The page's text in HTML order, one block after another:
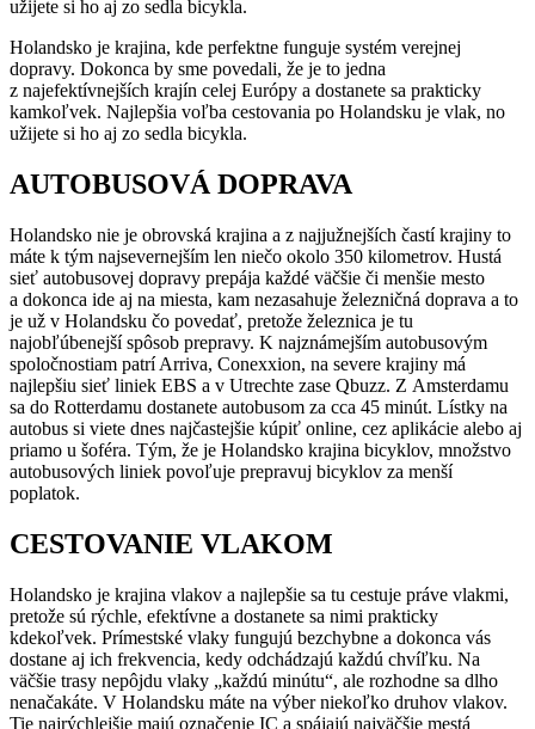
užijete si ho aj zo sedla bicykla.
Holandsko je krajina, kde perfektne funguje systém verejnej
dopravy. Dokonca by sme povedali, že je to jedna
z najefektívnejších krajín celej Európy a dostanete sa prakticky
kamkoľvek. Najlepšia voľba cestovania po Holandsku je vlak, no
užijete si ho aj zo sedla bicykla.
AUTOBUSOVÁ DOPRAVA
Holandsko nie je obrovská krajina a z najjužnejších častí krajiny to
máte k tým najsevernejším len niečo okolo 350 kilometrov. Hustá
sieť autobusovej dopravy prepája každé väčšie či menšie mesto
a dokonca ide aj na miesta, kam nezasahuje železničná doprava a to
je už v Holandsku čo povedať, pretože železnica je tu
najobľúbenejší spôsob prepravy. K najznámejším autobusovým
spoločnostiam patrí Arriva, Conexxion, na severe krajiny má
najlepšiu sieť liniek EBS a v Utrechte zase Qbuzz. Z Amsterdamu
sa do Rotterdamu dostanete autobusom za cca 45 minút. Lístky na
autobus si viete dnes najčastejšie kúpiť online, cez aplikácie alebo aj
priamo u šoféra. Tým, že je Holandsko krajina bicyklov, množstvo
autobusových liniek povoľuje prepravuj bicyklov za menší
poplatok.
CESTOVANIE VLAKOM
Holandsko je krajina vlakov a najlepšie sa tu cestuje práve vlakmi,
pretože sú rýchle, efektívne a dostanete sa nimi prakticky
kdekoľvek. Prímestské vlaky fungujú bezchybne a dokonca vás
dostane aj ich frekvencia, kedy odchádzajú každú chvíľku. Na
väčšie trasy nepôjdu vlaky „každú minútu“, ale rozhodne sa dlho
nenačakáte. V Holandsku máte na výber niekoľko druhov vlakov.
Tie najrýchlejšie majú označenie IC a spájajú najväčšie mestá